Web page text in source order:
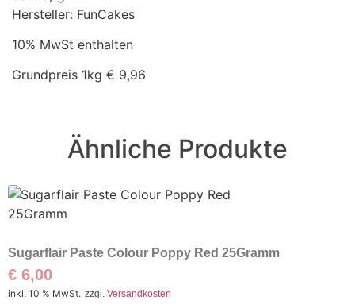
Hersteller: FunCakes
10% MwSt enthalten
Grundpreis 1kg € 9,96
Ähnliche Produkte
Sugarflair Paste Colour Poppy Red 25Gramm
€ 6,00
inkl. 10 % MwSt. zzgl. Versandkosten